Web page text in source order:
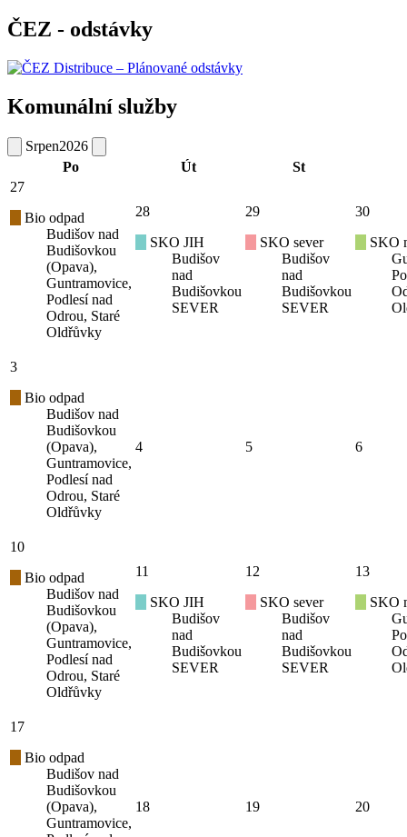
ČEZ - odstávky
Komunální služby
Srpen2026
Po
Út
St
27
Bio odpad
Budišov nad
Budišovkou
(Opava),
Guntramovice,
Podlesí nad
Odrou, Staré
Oldřůvky
28
SKO JIH
Budišov
nad
Budišovkou
SEVER
29
SKO sever
Budišov
nad
Budišovkou
SEVER
30
SKO
3
Bio odpad
Budišov nad
Budišovkou
(Opava),
Guntramovice,
Podlesí nad
Odrou, Staré
Oldřůvky
4 5 6
10
Bio odpad
Budišov nad
Budišovkou
(Opava),
Guntramovice,
Podlesí nad
Odrou, Staré
Oldřůvky
11
SKO JIH
Budišov
nad
Budišovkou
SEVER
12
SKO sever
Budišov
nad
Budišovkou
SEVER
13
SKO
17
Bio odpad
Budišov nad
Budišovkou
(Opava),
Guntramovice,
18 19 20